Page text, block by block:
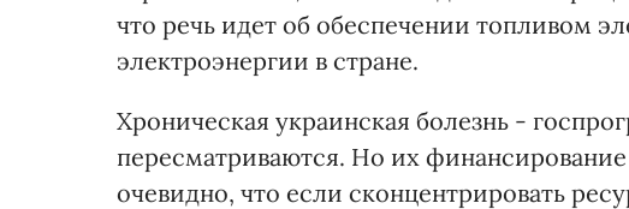
что речь идет об обеспечении топливом
электроэнергии в стране.
Хроническая украинская болезнь -
пересматриваются. Но их финансирование
очевидно, что если сконцентрировать